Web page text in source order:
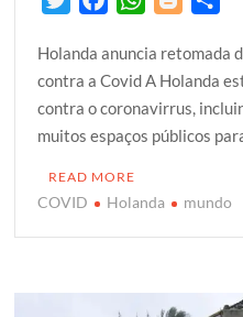
i
t
t
e
r
c
e
b
o
o
k
a
t
s
A
p
o
g
g
e
a
r
e
Holanda anuncia retomada
contra a Covid A Holanda
contra o coronavirrus,
muitos espaços públicos
READ MORE
COVID Holanda mundo